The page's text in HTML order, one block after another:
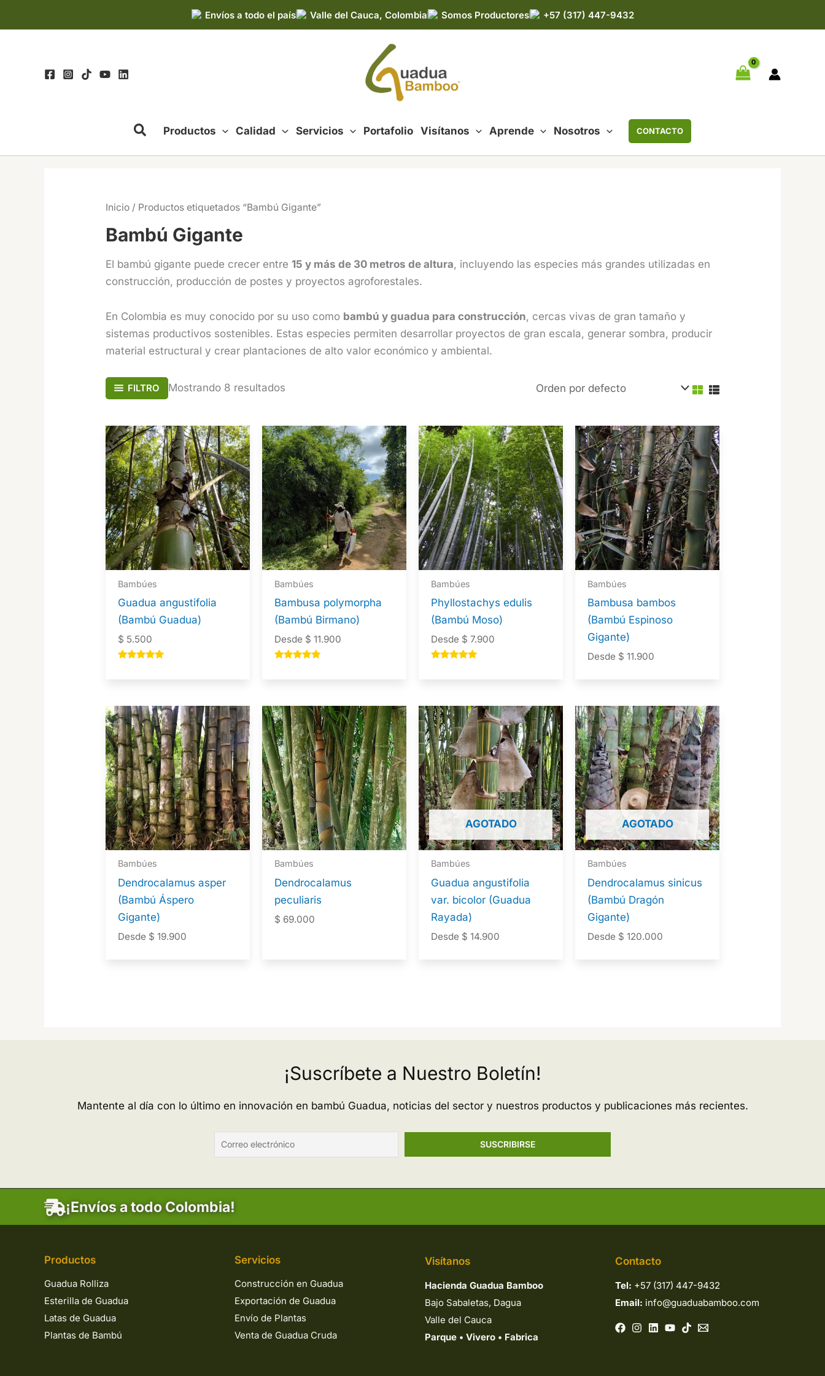
Envíos a todo el país Valle del Cauca, Colombia Somos Productores +57 (317) 447-9432
Productos Calidad Servicios Portafolio Visítanos Aprende Nosotros CONTACTO
Inicio / Productos etiquetados “Bambú Gigante”
Bambú Gigante
El bambú gigante puede crecer entre 15 y más de 30 metros de altura, incluyendo las especies más grandes utilizadas en
construcción, producción de postes y proyectos agroforestales.
En Colombia es muy conocido por su uso como bambú y guadua para construcción, cercas vivas de gran tamaño y
sistemas productivos sostenibles. Estas especies permiten desarrollar proyectos de gran escala, generar sombra, producir
material estructural y crear plantaciones de alto valor económico y ambiental.
FILTRO Mostrando 8 resultados
Bambúes
Guadua angustifolia
(Bambú Guadua)
$ 5.500
Bambúes
Bambusa polymorpha
(Bambú Birmano)
Desde $ 11.900
Bambúes
Phyllostachys edulis
(Bambú Moso)
Desde $ 7.900
Bambúes
Bambusa bambos
(Bambú Espinoso
Gigante)
Desde $ 11.900
Bambúes
Dendrocalamus asper
(Bambú Áspero
Gigante)
Desde $ 19.900
Bambúes
Dendrocalamus
peculiaris
$ 69.000
AGOTADO
Bambúes
Guadua angustifolia
var. bicolor (Guadua
Rayada)
Desde $ 14.900
AGOTADO
Bambúes
Dendrocalamus sinicus
(Bambú Dragón
Gigante)
Desde $ 120.000
¡Suscríbete a Nuestro Boletín!
Mantente al día con lo último en innovación en bambú Guadua, noticias del sector y nuestros productos y publicaciones más recientes.
¡Envíos a todo Colombia!
Productos
Guadua Rolliza
Esterilla de Guadua
Latas de Guadua
Plantas de Bambú
Servicios
Construcción en Guadua
Exportación de Guadua
Envío de Plantas
Venta de Guadua Cruda
Visítanos
Hacienda Guadua Bamboo
Bajo Sabaletas, Dagua
Valle del Cauca
Parque • Vivero • Fabrica
Contacto
Tel: +57 (317) 447-9432
Email: info@guaduabamboo.com